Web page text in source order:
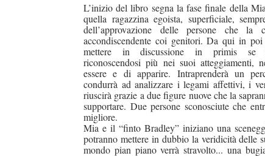
L’inizio del libro segna la fase finale della
quella ragazzina egoista, superficiale,
dell’approvazione delle persone che la
accondiscendente coi genitori. Da qui in
mettere in discussione in primis se
riconoscendosi più nei suoi atteggiamenti,
essere e di apparire. Intraprenderà un
condurrà ad analizzare i legami affettivi, i
riuscirà grazie a due figure nuove che la
supportare. Due persone sconosciute che
migliore.
Mia e il “finto Bradley” iniziano una
potranno mettere in dubbio la veridicità delle
mondo pian piano verrà stravolto... una